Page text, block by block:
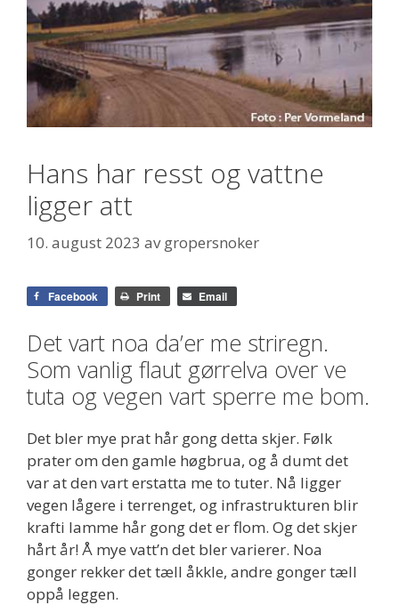
Hans har resst og vattne
ligger att
10. august 2023 avgropersnoker
Facebook Print Email
Det vart noa da’er me striregn.
Som vanlig flaut gørrelva over ve
tuta og vegen vart sperre me bom.
Det bler mye prat hår gong detta skjer. Følk
prater om den gamle høgbrua, og å dumt det
var at den vart erstatta me to tuter. Nå ligger
vegen lågere i terrenget, og infrastrukturen blir
krafti lamme hår gong det er flom. Og det skjer
hårt år! Å mye vatt’n det bler varierer. Noa
gonger rekker det tæll åkkle, andre gonger tæll
oppå leggen.